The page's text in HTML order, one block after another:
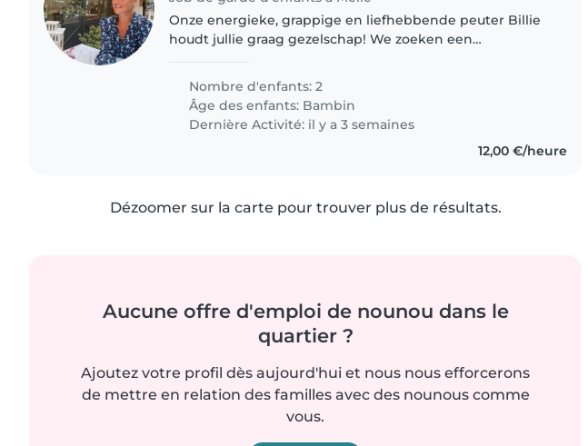
Onze energieke, grappige en liefhebbende peuter Billie
houdt jullie graag gezelschap! We zoeken een
Nombre d'enfants: 2
Âge des enfants: Bambin
Dernière Activité: il y a 3 semaines
12,00 €/heure
Dézoomer sur la carte pour trouver plus de résultats.
Aucune offre d'emploi de nounou dans le
quartier ?
Ajoutez votre profil dès aujourd'hui et nous nous efforcerons
de mettre en relation des familles avec des nounous comme
vous.